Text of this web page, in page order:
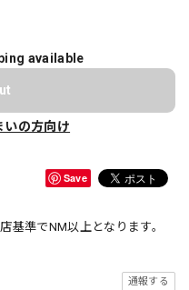
available
いの方向け
Save
基準でNM以上となります。
通報する